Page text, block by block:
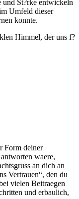
und St?rke entwickeln
Umfeld dieser
konnte.
Himmel, der uns f?
Form deiner
waere,
an dich an
Vertrauen“, den du
vielen Beitraegen
und erbaulich,